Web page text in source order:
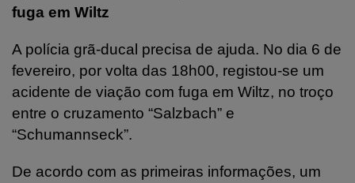
fuga em Wiltz
A polícia grã-ducal precisa de ajuda. No dia 6 de
fevereiro, por volta das 18h00, registou-se um
acidente de viação com fuga em Wiltz, no troço
entre o cruzamento “Salzbach” e
“Schumannseck”.
De acordo com as primeiras informações, um